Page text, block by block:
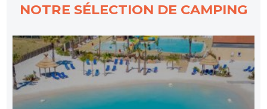
NOTRE SÉLECTION DE CAMPING